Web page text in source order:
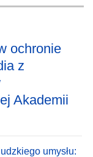
ochronie
z
Akademii
umysłu: